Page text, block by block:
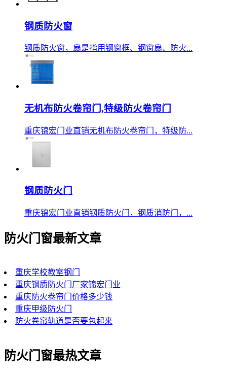
钢质防火窗
钢质防火窗，扇是指用钢窗框、钢窗扇、防火...
无机布防火卷帘门,特级防火卷帘门
重庆锦宏门业直销无机布防火卷帘门，特级防...
钢质防火门
重庆锦宏门业直销钢质防火门，钢质消防门，...
防火门窗最新文章
重庆学校教室钢门
重庆钢质防火门厂家锦宏门业
重庆防火卷帘门价格多少钱
重庆甲级防火门
防火卷帘轨道是否要包起来
防火门窗最热文章